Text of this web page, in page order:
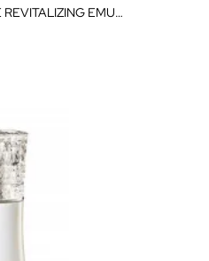
AQ MELIORITY INTENSIVE REVITALIZING EMULSION 200 ML